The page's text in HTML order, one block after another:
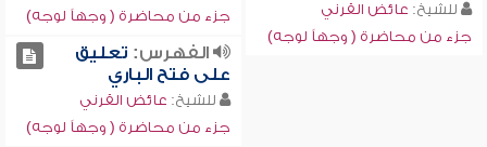
للشيخ: عائض القرني
جزء من محاضرة ( وجهاً لوجه)
جزء من محاضرة ( وجهاً لوجه)
الفهرس: تعليق
على فتح الباري
للشيخ: عائض القرني
جزء من محاضرة ( وجهاً لوجه)